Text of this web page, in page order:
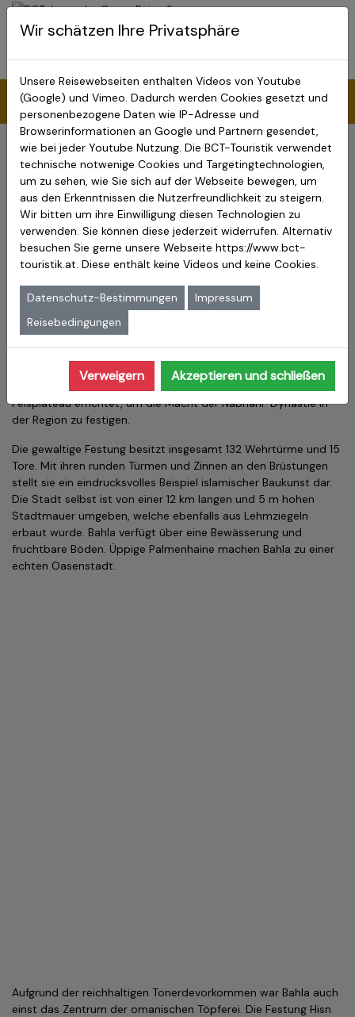
BCT-Touristik
Emirate
Unesco Weltkulturerbe Oman Reisen > Omanreise
Weltkulturerbe Bahlafort
Festung Hisn Tamah / Balah
Oman Weltkulturerbe
Oman Weltnaturerbe
Festung Hisn Tamah / Balah
Die Festung Hisn Tamah steht im Zentrum der
Oasenstadt Bahla, welche 180 km südlich der Hauptstadt
Maskat am Fuße des Gebirges Dschabal al-Achdar liegt,
Nabhani erbaut. Hisn Tamah ist die größte aller Festungen im
Oman, welche aus ungebrannten Lehmziegeln errichtet worden
ist und als Musterbeispiel omanischer Lehmarchitektur gilt.
Die Stadt Bahla war vom 12. bis zum 17. Jahrhundert Hauptstadt
des Nabhani Stammes im Oman. Die Festung Hisn Tamah
wurde an einer strategisch wichtigen Stelle auf einem
Felsplateau errichtet, um die Macht der Nabhani-Dynastie in
der Region zu festigen.
Die gewaltige Festung besitzt insgesamt 132 Wehrtürme und 15
Tore. Mit ihren runden Türmen und Zinnen an den Brüstungen
stellt sie ein eindrucksvolles Beispiel islamischer Baukunst dar.
Die Stadt selbst ist von einer 12 km langen und 5 m hohen
Stadtmauer umgeben, welche ebenfalls aus Lehmziegeln
erbaut wurde. Bahla verfügt über eine Bewässerung und
fruchtbare Böden. Üppige Palmenhaine machen Bahla zu einer
echten Oasenstadt.
Aufgrund der reichhaltigen Tonerdevorkommen war Bahla auch
einst das Zentrum der omanischen Töpferei. Die Festung Hisn
Wir schätzen Ihre Privatsphäre
Unsere Reisewebseiten enthalten Videos von Youtube
(Google) und Vimeo. Dadurch werden Cookies gesetzt und
personenbezogene Daten wie IP-Adresse und
Browserinformationen an Google und Partnern gesendet,
wie bei jeder Youtube Nutzung. Die BCT-Touristik verwendet
technische notwenige Cookies und Targetingtechnologien,
um zu sehen, wie Sie sich auf der Webseite bewegen, um
aus den Erkenntnissen die Nutzerfreundlichkeit zu steigern.
Wir bitten um ihre Einwilligung diesen Technologien zu
verwenden. Sie können diese jederzeit widerrufen. Alternativ
besuchen Sie gerne unsere Webseite https://www.bct-
touristik.at. Diese enthält keine Videos und keine Cookies.
Datenschutz-Bestimmungen
Impressum
Reisebedingungen
Verweigern Akzeptieren und schließen